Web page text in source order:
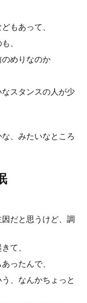
もあって、
、
めりなのか
スタンスの人が少
、みたいなところ
だと思うけど、調
て、
ったんで、
、なんかちょっと